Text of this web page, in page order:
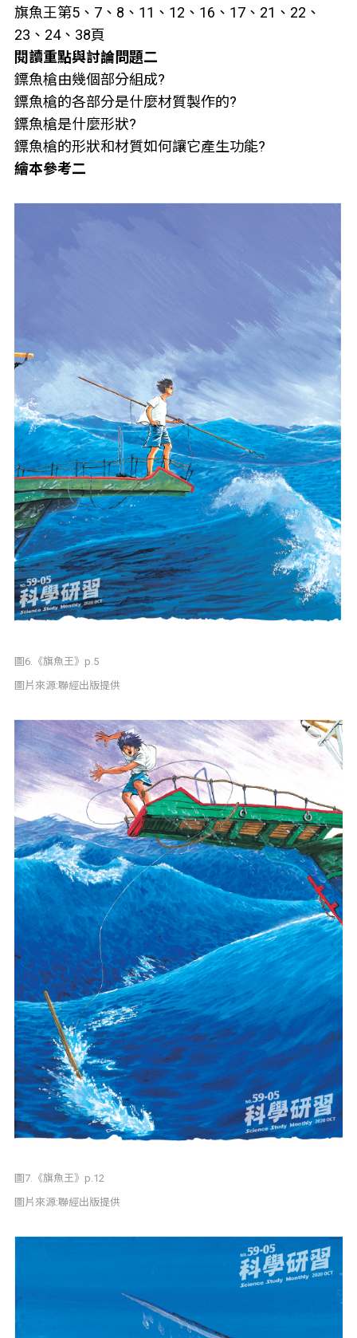
旗魚王第5、7、8、11、12、16、17、21、22、
23、24、38頁
閱讀重點與討論問題二
鏢魚槍由幾個部分組成?
鏢魚槍的各部分是什麼材質製作的?
鏢魚槍是什麼形狀?
鏢魚槍的形狀和材質如何讓它產生功能?
繪本參考二
圖6.《旗魚王》p.5
圖片來源:聯經出版提供
圖7.《旗魚王》p.12
圖片來源:聯經出版提供